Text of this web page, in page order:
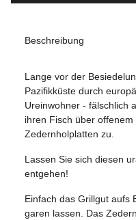
Beschreibung
Lange vor der
Pazifikküste durch
Ureinwohner - fälschlich
ihren Fisch über
Zedernholplatten zu.
Lassen Sie sich diesen
entgehen!
Einfach das Grillgut aufs
garen lassen. Das